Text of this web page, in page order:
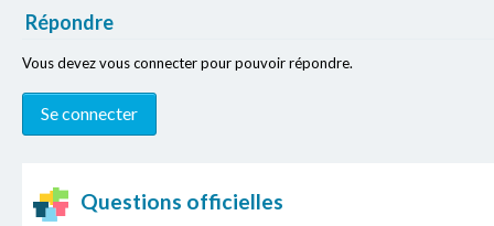
Répondre
Vous devez vous connecter pour pouvoir répondre.
Questions officielles